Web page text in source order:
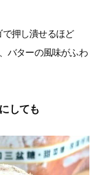
押し潰せるほど
バターの風味がふわ
しても